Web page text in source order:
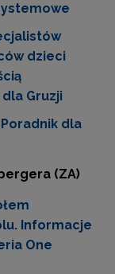
dzieci
Gruzji
dla
(ZA)
Informacje
One